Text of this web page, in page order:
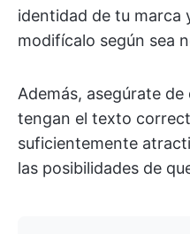
identidad de tu marca
modifícalo según sea
Además, asegúrate
tengan el texto
suficientemente
las posibilidades de